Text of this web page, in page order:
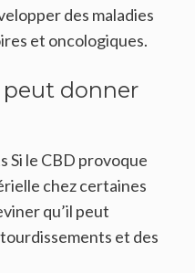
des maladies
et oncologiques.
peut donner
Si le CBD provoque
chez certaines
qu’il peut
et des